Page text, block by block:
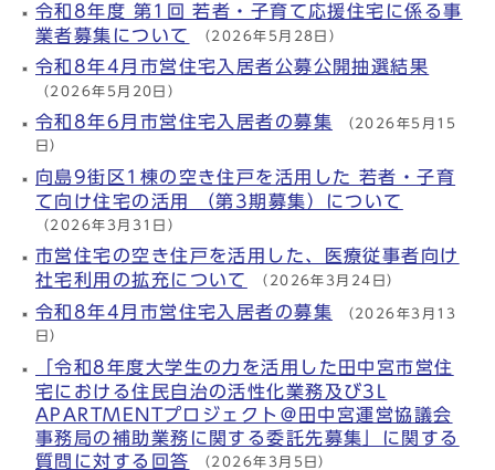
令和8年度 第1回 若者・子育て応援住宅に係る事
業者募集について （2026年5月28日）
令和8年4月市営住宅入居者公募公開抽選結果
（2026年5月20日）
令和8年6月市営住宅入居者の募集 （2026年5月15
日）
向島9街区1棟の空き住戸を活用した 若者・子育
て向け住宅の活用 （第3期募集）について
（2026年3月31日）
市営住宅の空き住戸を活用した、医療従事者向け
社宅利用の拡充について （2026年3月24日）
令和8年4月市営住宅入居者の募集 （2026年3月13
日）
「令和8年度大学生の力を活用した田中宮市営住
宅における住民自治の活性化業務及び3L
APARTMENTプロジェクト＠田中宮運営協議会
事務局の補助業務に関する委託先募集」に関する
質問に対する回答
（2026年3月5日）